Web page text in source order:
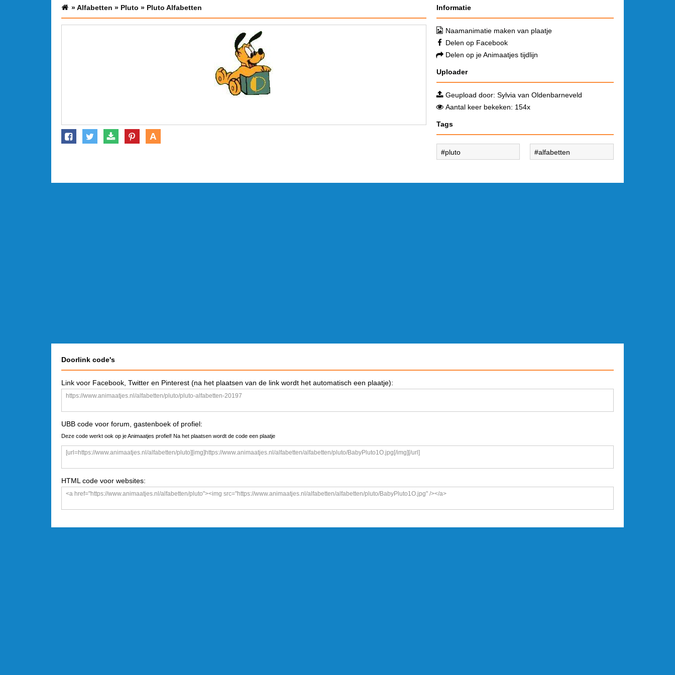
»Alfabetten » Pluto » Pluto Alfabetten
A
Informatie
Naamanimatie maken van plaatje
Delen op Facebook
Delen op je Animaatjes tijdlijn
Uploader
Geupload door: Sylvia van Oldenbarneveld
Aantal keer bekeken: 154x
Tags
pluto alfabetten
Doorlink code's
Link voor Facebook, Twitter en Pinterest (na het plaatsen van de link wordt het automatisch een plaatje):
UBB code voor forum, gastenboek of profiel:
Deze code werkt ook op je Animaatjes profiel! Na het plaatsen wordt de code een plaatje
HTML code voor websites: